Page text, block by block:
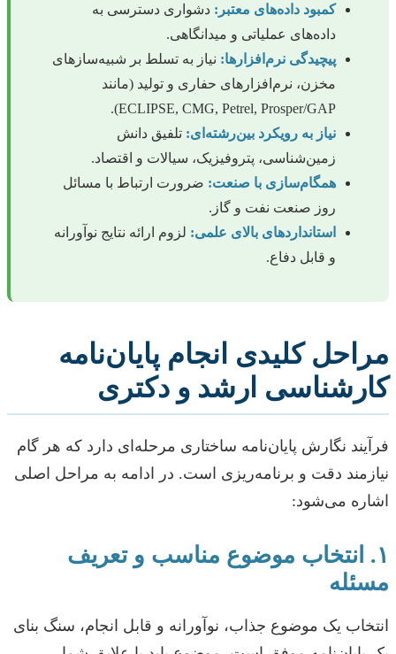
کمبود داده‌های معتبر: دشواری دسترسی به
داده‌های عملیاتی و میدانگاهی.
پیچیدگی نرم‌افزارها: نیاز به تسلط بر شبیه‌سازهای
مخزن، نرم‌افزارهای حفاری و تولید (مانند
ECLIPSE, CMG, Petrel, Prosper/GAP).
نیاز به رویکرد بین‌رشته‌ای: تلفیق دانش
زمین‌شناسی، پتروفیزیک، سیالات و اقتصاد.
همگام‌سازی با صنعت: ضرورت ارتباط با مسائل
روز صنعت نفت و گاز.
استانداردهای بالای علمی: لزوم ارائه نتایج نوآورانه
و قابل دفاع.
مراحل کلیدی انجام پایان‌نامه
کارشناسی ارشد و دکتری
فرآیند نگارش پایان‌نامه ساختاری مرحله‌ای دارد که هر گام
نیازمند دقت و برنامه‌ریزی است. در ادامه به مراحل اصلی
اشاره می‌شود:
۱. انتخاب موضوع مناسب و تعریف
مسئله
انتخاب یک موضوع جذاب، نوآورانه و قابل انجام، سنگ بنای